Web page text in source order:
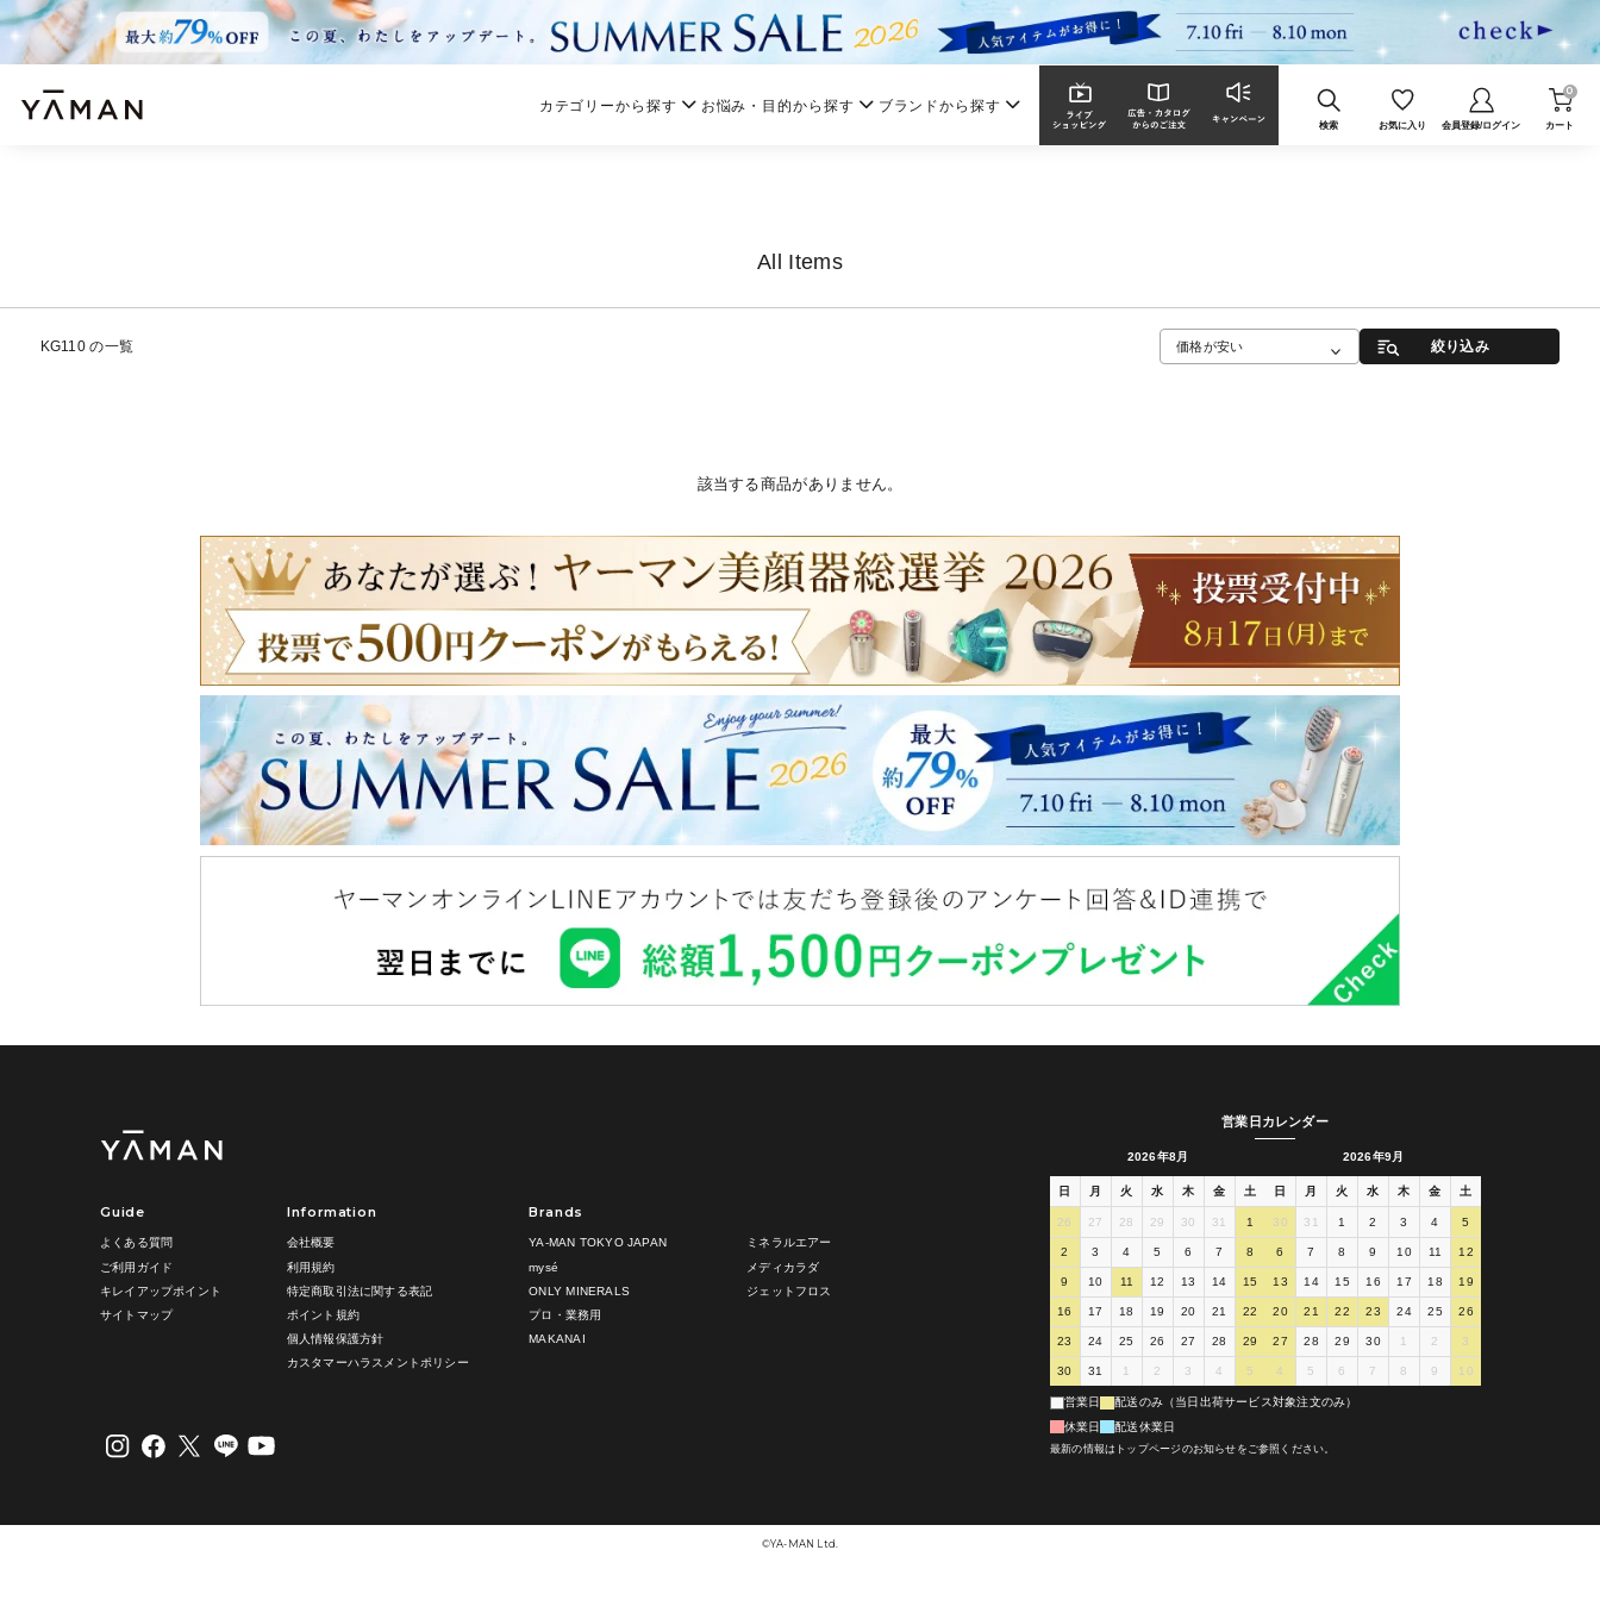
カテゴリーから探す お悩み・目的から探す ブランドから探す
検索 お気に入り 会員登録/ログイン カート
0
All Items
KG110 の一覧 価格が安い 絞り込み
該当する商品がありません。
Guide
よくある質問
ご利用ガイド
キレイアップポイント
サイトマップ
Information
会社概要
利用規約
特定商取引法に関する表記
ポイント規約
個人情報保護方針
カスタマーハラスメントポリシー
Brands
YA-MAN TOKYO JAPAN
mysé
ONLY MINERALS
プロ・業務用
MAKANAI
ミネラルエアー
メディカラダ
ジェットフロス
営業日カレンダー
2026年8月
日 月 火 水 木 金 土
26 27 28 29 30 31 1
2 3 4 5 6 7 8
9 10 11 12 13 14 15
16 17 18 19 20 21 22
23 24 25 26 27 28 29
30 31 1 2 3 4 5
2026年9月
日 月 火 水 木 金 土
30 31 1 2 3 4 5
6 7 8 9 10 11 12
13 14 15 16 17 18 19
20 21 22 23 24 25 26
27 28 29 30 1 2 3
4 5 6 7 8 9 10
営業日
配送のみ（当日出荷サービス対象注文のみ）
休業日
配送休業日
最新の情報はトップページのお知らせをご参照ください。
©︎YA-MAN Ltd.